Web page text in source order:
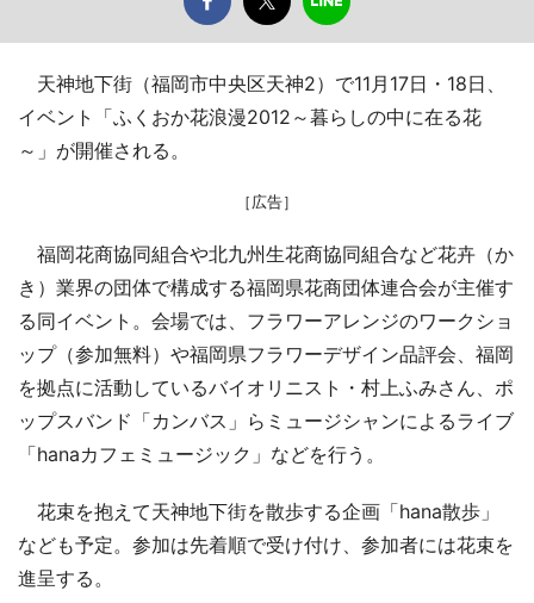
天神地下街（福岡市中央区天神2）で11月17日・18日、
イベント「ふくおか花浪漫2012～暮らしの中に在る花
～」が開催される。
［広告］
福岡花商協同組合や北九州生花商協同組合など花卉（か
き）業界の団体で構成する福岡県花商団体連合会が主催す
る同イベント。会場では、フラワーアレンジのワークショ
ップ（参加無料）や福岡県フラワーデザイン品評会、福岡
を拠点に活動しているバイオリニスト・村上ふみさん、ポ
ップスバンド「カンバス」らミュージシャンによるライブ
「hanaカフェミュージック」などを行う。
花束を抱えて天神地下街を散歩する企画「hana散歩」
なども予定。参加は先着順で受け付け、参加者には花束を
進呈する。